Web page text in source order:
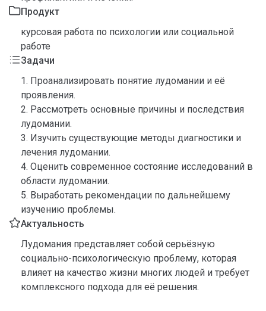
Продукт
курсовая работа по психологии или социальной
работе
Задачи
1. Проанализировать понятие лудомании и её
проявления.
2. Рассмотреть основные причины и последствия
лудомании.
3. Изучить существующие методы диагностики и
лечения лудомании.
4. Оценить современное состояние исследований в
области лудомании.
5. Выработать рекомендации по дальнейшему
изучению проблемы.
Актуальность
Лудомания представляет собой серьёзную
социально-психологическую проблему, которая
влияет на качество жизни многих людей и требует
комплексного подхода для её решения.